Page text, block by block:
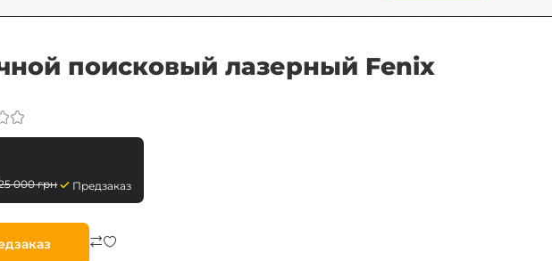
поисковый лазерный Fenix
000грн Предзаказ